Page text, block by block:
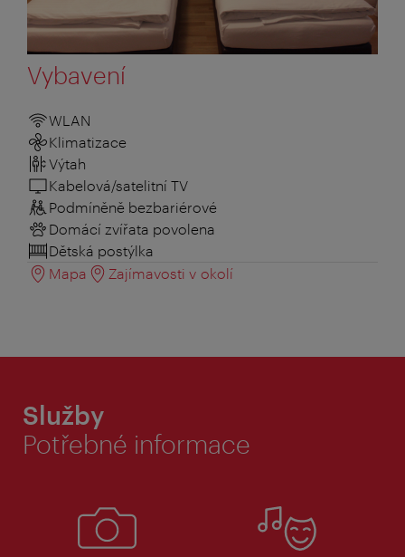
Vybavení
WLAN
Klimatizace
Výtah
Kabelová/satelitní TV
Podmíněně bezbariérové
Domácí zvířata povolena
Dětská postýlka
Mapa
Zajímavosti v okolí
Služby
Potřebné informace